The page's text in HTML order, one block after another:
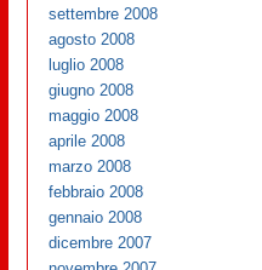
settembre 2008
agosto 2008
luglio 2008
giugno 2008
maggio 2008
aprile 2008
marzo 2008
febbraio 2008
gennaio 2008
dicembre 2007